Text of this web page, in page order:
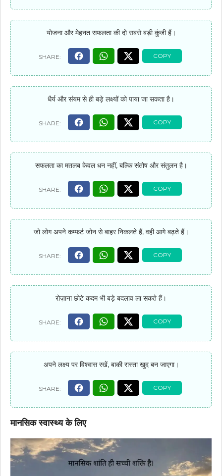
योजना और मेहनत सफलता की दो सबसे बड़ी कुंजी हैं।
धैर्य और संयम से ही बड़े लक्ष्यों को पाया जा सकता है।
सफलता का मतलब केवल धन नहीं, बल्कि संतोष और संतुलन है।
जो लोग अपने कम्फर्ट जोन से बाहर निकलते हैं, वही आगे बढ़ते हैं।
रोज़ाना छोटे कदम भी बड़े बदलाव ला सकते हैं।
अपने लक्ष्य पर विश्वास रखें, बाकी रास्ता खुद बन जाएगा।
मानसिक स्वास्थ्य के लिए